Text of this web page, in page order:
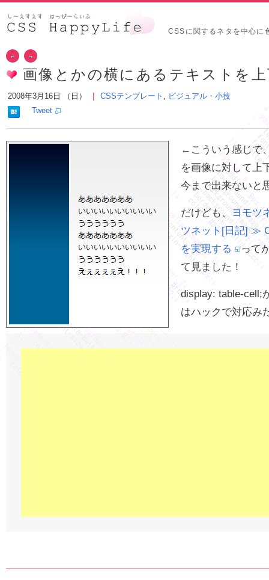
CSSに関するネタを中心に
← →
画像とかの横にあるテキストを
2008年3月16日 （日） CSSテンプレート , ビジュアル・小技
Tweet
←こういう感じで
を画像に対して上
今まで出来ないと
だけども、ヨモツ
ツネット[日記] ≫
を実現する
って
て見ました！
display: table-cell;
はハックで対応み